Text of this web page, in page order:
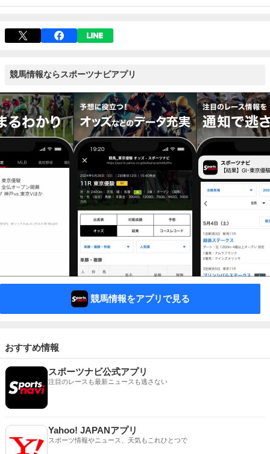
競馬情報ならスポーツナビアプリ
競馬情報をアプリで見る
おすすめ情報
スポーツナビ公式アプリ
注目のレースも最新ニュースも逃さない
Yahoo! JAPANアプリ
スポーツ情報やニュース、天気もこれひとつで